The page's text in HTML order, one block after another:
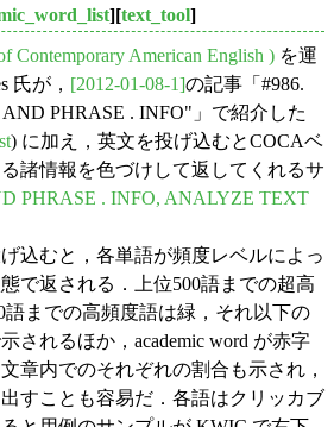
][text_tool]
Contemporary American English ) を運
氏が， [2012-01-08-1]の記事「#986.
PHRASE . INFO"」で紹介した
) に加え，英文を投げ込むとCOCAベ
諸情報を色づけして返してくれるサ
PHRASE . INFO, ANALYZE TEXT
込むと，各単語が頻度レベルによっ
で返される．上位500語までの超高
語までの高頻度語は緑，それ以下の
されるほか，academic word が赤字
章内でのそれぞれの割合も示され，
すことも容易だ．各語はクリッカブ